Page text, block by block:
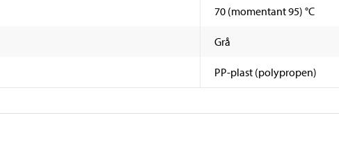
70 (momentant 95) °C
Grå
PP-plast (polypropen)